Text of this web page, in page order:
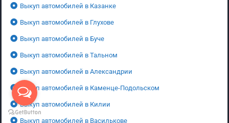
Выкуп автомобилей в Казанке
Выкуп автомобилей в Глухове
Выкуп автомобилей в Буче
Выкуп автомобилей в Тальном
Выкуп автомобилей в Александрии
Выкуп автомобилей в Каменце-Подольском
Выкуп автомобилей в Килии
Выкуп автомобилей в Василькове